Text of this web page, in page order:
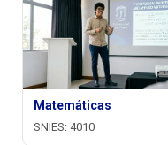
Matemáticas
SNIES: 4010